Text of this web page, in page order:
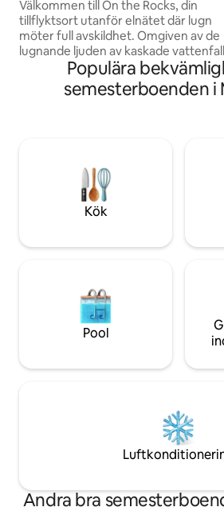
Välkommen till On the Rocks, din
tillflyktsort utanför elnätet där lugn
möter full avskildhet. Omgiven av de
lugnande ljuden av kaskade
varva ner med panoramautsikt som
sträcker sig över horisonten.
hjärtat av ön (15 minuter till båda
erbjuder denna fridfulla fristad den
perfekta balansen - en hemmabas att
upptäcka eller en fristad för att ladda
Populära
semesterboenden i
Kök
Pool
Andra bra